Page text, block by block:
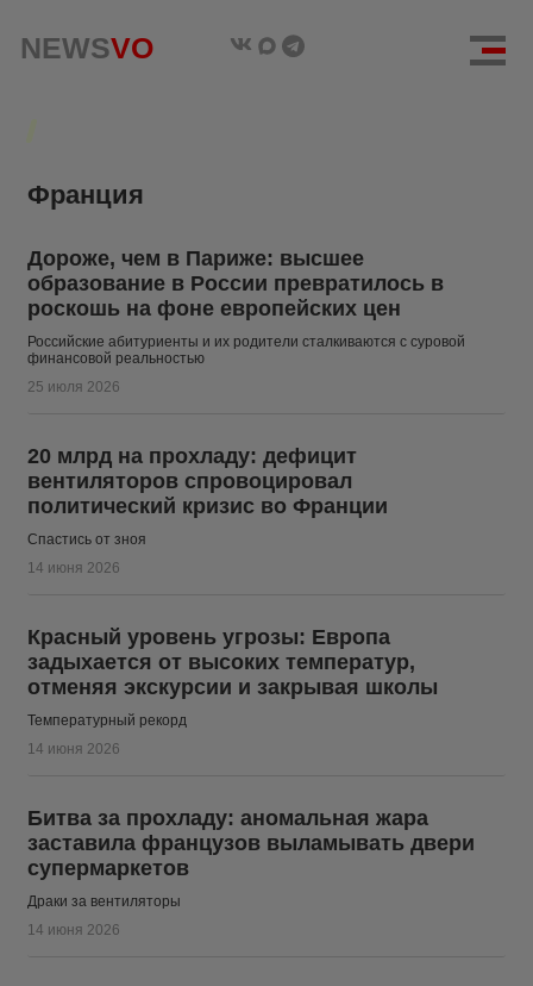
NEWSVO
NEWSVO
Франция
Дороже, чем в Париже: высшее
образование в России превратилось в
роскошь на фоне европейских цен
Российские абитуриенты и их родители сталкиваются с суровой
финансовой реальностью
25 июля 2026
20 млрд на прохладу: дефицит
вентиляторов спровоцировал
политический кризис во Франции
Спастись от зноя
14 июня 2026
Красный уровень угрозы: Европа
задыхается от высоких температур,
отменяя экскурсии и закрывая школы
Температурный рекорд
14 июня 2026
Битва за прохладу: аномальная жара
заставила французов выламывать двери
супермаркетов
Драки за вентиляторы
14 июня 2026